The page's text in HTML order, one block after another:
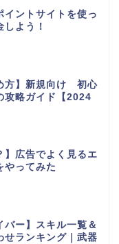
イントサイトを使っ
よう！
方】新規向け 初心
攻略ガイド【2024
】広告でよく見るエ
やってみた
バー】スキル一覧＆
せランキング｜武器